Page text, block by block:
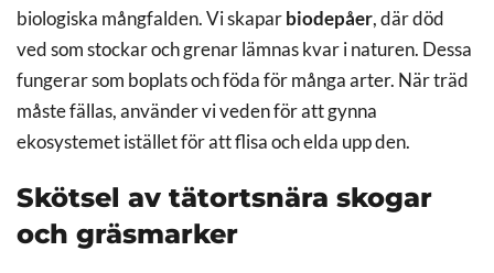
biologiska mångfalden. Vi skapar biodepåer, där död
ved som stockar och grenar lämnas kvar i naturen. Dessa
fungerar som boplats och föda för många arter. När träd
måste fällas, använder vi veden för att gynna
ekosystemet istället för att flisa och elda upp den.
Skötsel av tätortsnära skogar
och gräsmarker